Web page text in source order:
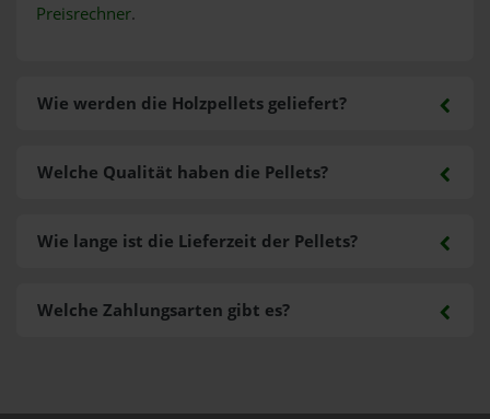
Preisrechner.
Wie werden die Holzpellets geliefert?
Welche Zahlungsarten gibt es?
Welche Qualität haben die Pellets?
Wie lange ist die Lieferzeit der Pellets?